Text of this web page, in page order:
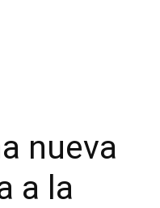
nueva
a la